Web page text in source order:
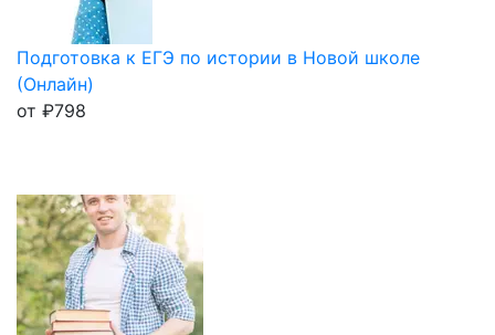
Подготовка к ЕГЭ по истории в Новой школе
(Онлайн)
от ₽798